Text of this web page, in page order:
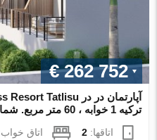
€ 262 752
ترکیه 1 خوابه ، 60 متر مربع. شماره 161348
اتاقها:2 اتاق